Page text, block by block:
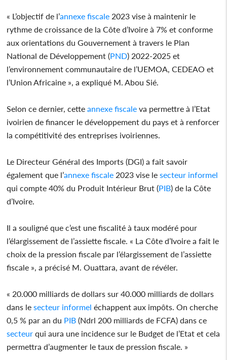
« L’objectif de l’annexe fiscale 2023 vise à maintenir le
rythme de croissance de la Côte d’Ivoire à 7% et conforme
aux orientations du Gouvernement à travers le Plan
National de Développement (PND) 2022-2025 et
l’environnement communautaire de l’UEMOA, CEDEAO et
l’Union Africaine », a expliqué M. Abou Sié.
Selon ce dernier, cetteannexe fiscale va permettre à l’Etat
ivoirien de financer le développement du pays et à renforcer
la compétitivité des entreprises ivoiriennes.
Le Directeur Général des Imports (DGI) a fait savoir
également que l’annexe fiscale 2023 vise lesecteur informel
qui compte 40% du Produit Intérieur Brut (PIB) de la Côte
d’Ivoire.
Il a souligné que c’est une fiscalité à taux modéré pour
l’élargissement de l’assiette fiscale. « La Côte d’Ivoire a fait le
choix de la pression fiscale par l’élargissement de l’assiette
fiscale », a précisé M. Ouattara, avant de révéler.
« 20.000 milliards de dollars sur 40.000 milliards de dollars
dans lesecteur informel échappent aux impôts. On cherche
0,5 % par an du PIB (Ndrl 200 milliards de FCFA) dans ce
secteur qui aura une incidence sur le Budget de l’Etat et cela
permettra d’augmenter le taux de pression fiscale. »